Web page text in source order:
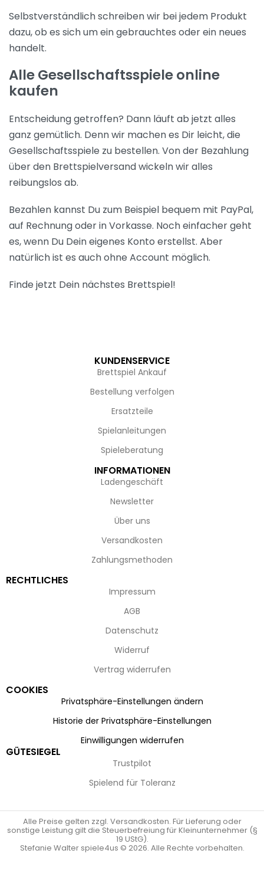
Selbstverständlich schreiben wir bei jedem Produkt
dazu, ob es sich um ein gebrauchtes oder ein neues
handelt.
Alle Gesellschaftsspiele online
kaufen
Entscheidung getroffen? Dann läuft ab jetzt alles
ganz gemütlich. Denn wir machen es Dir leicht, die
Gesellschaftsspiele zu bestellen. Von der Bezahlung
über den Brettspielversand wickeln wir alles
reibungslos ab.
Bezahlen kannst Du zum Beispiel bequem mit PayPal,
auf Rechnung oder in Vorkasse. Noch einfacher geht
es, wenn Du Dein eigenes Konto erstellst. Aber
natürlich ist es auch ohne Account möglich.
Finde jetzt Dein nächstes Brettspiel!
KUNDENSERVICE
Brettspiel Ankauf
Bestellung verfolgen
Ersatzteile
Spielanleitungen
Spieleberatung
INFORMATIONEN
Ladengeschäft
Newsletter
Über uns
Versandkosten
Zahlungsmethoden
RECHTLICHES
Impressum
AGB
Datenschutz
Widerruf
Vertrag widerrufen
COOKIES
Privatsphäre-Einstellungen ändern
Historie der Privatsphäre-Einstellungen
Einwilligungen widerrufen
GÜTESIEGEL
Trustpilot
Spielend für Toleranz
Alle Preise gelten zzgl. Versandkosten. Für Lieferung oder
sonstige Leistung gilt die Steuerbefreiung für Kleinunternehmer (§
19 UStG).
Stefanie Walter spiele4us © 2026. Alle Rechte vorbehalten.